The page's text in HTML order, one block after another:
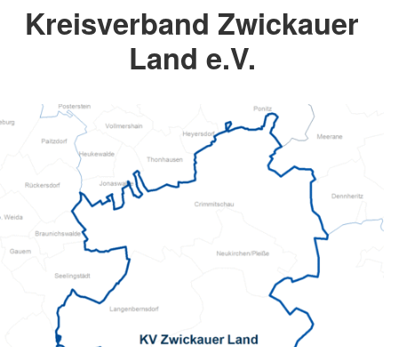
Kreisverband Zwickauer
Land e.V.